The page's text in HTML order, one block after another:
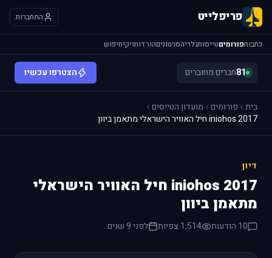
פריפלייט התחברות
כתבותפורומיםטייסותגלריהסרטוניםהורדותויקיחיפוש
81חברים מחוברים הצטרפו עכשיו
בית פורומים
מועדון הטייסים
iniohos 2017 חיל האוויר הישראלי מתאמן ביוון
דיון
iniohos 2017 חיל האוויר הישראלי
מתאמן ביוון
10 הודעות 1,514 צפיות לפני 9 שנים